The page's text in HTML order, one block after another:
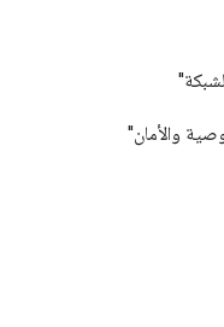
والأمان"